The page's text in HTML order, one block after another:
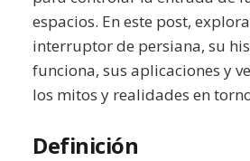
espacios. En este post,
interruptor de persiana, su
funciona, sus aplicaciones y
los mitos y realidades en
Definición